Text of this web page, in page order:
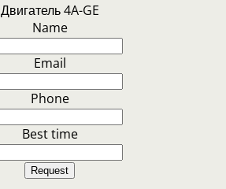
Двигатель 4A-GE
Name
Email
Phone
Best time
Request